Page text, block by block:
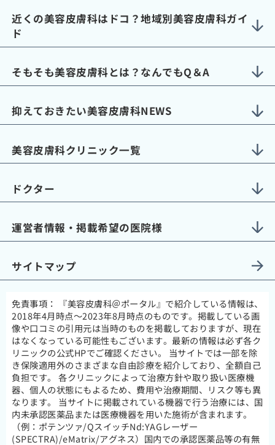
近くの美容皮膚科はドコ？地域別美容皮膚科ガイ
ド
そもそも美容皮膚科とは？なんでもQ＆A
抑えておきたい美容皮膚科NEWS
美容皮膚科クリニック一覧
ドクター
運営者情報・掲載希望の医院様
サイトマップ
免責事項：
『美容皮膚科＠ポータル』で紹介している情報は、
2018年4月時点～2023年8月時点のものです。掲載している画
像や口コミの引用元は当時のものを掲載しておりますが、現在
はなくなっている可能性もございます。最新の情報は必ず各ク
リニックの公式HPでご確認ください。 当サイトでは一部を除
き保険適用外のさまざまな自由診療を紹介しており、全額自己
負担です。 各クリニックによって治療方針や取り扱い医療機
器、個人の状態にもよるため、費用や治療期間、リスク等も異
なります。 当サイトに掲載されている機器で行う治療には、国
内未承認医薬品または医療機器を用いた施術が含まれます。
（例：ポテンツァ/QスイッチNd:YAGレーザー
(SPECTRA)/eMatrix/アグネス）国内での承認医薬品等の有無